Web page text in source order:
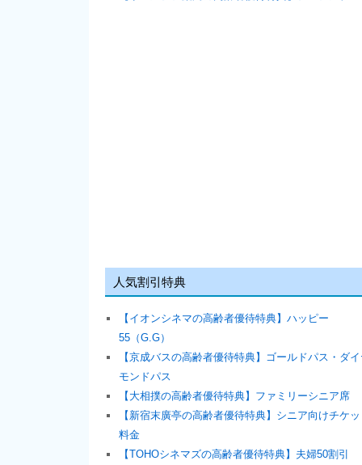
人気割引特典
【イオンシネマの高齢者優待特典】ハッピー
55（G.G）
【京成バスの高齢者優待特典】ゴールドパス・ダイ
モンドパス
【大相撲の高齢者優待特典】ファミリーシニア席
【新宿末廣亭の高齢者優待特典】シニア向けチケッ
料金
【TOHOシネマズの高齢者優待特典】夫婦50割引